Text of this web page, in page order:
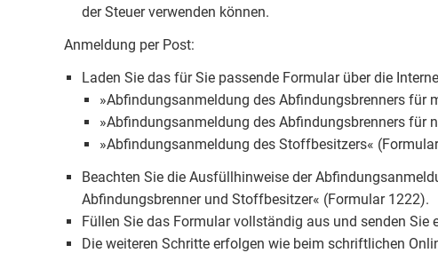
der Steuer verwenden können.
Anmeldung per Post:
Laden Sie das für Sie passende Formular über die
»Abfindungsanmeldung des Abfindungsbrenners für
»Abfindungsanmeldung des Abfindungsbrenners für
»Abfindungsanmeldung des Stoffbesitzers«
Beachten Sie die Ausfüllhinweise der
Abfindungsbrenner und Stoffbesitzer« (Formular 1222).
Füllen Sie das Formular vollständig aus und senden
Die weiteren Schritte erfolgen wie beim schriftlichen